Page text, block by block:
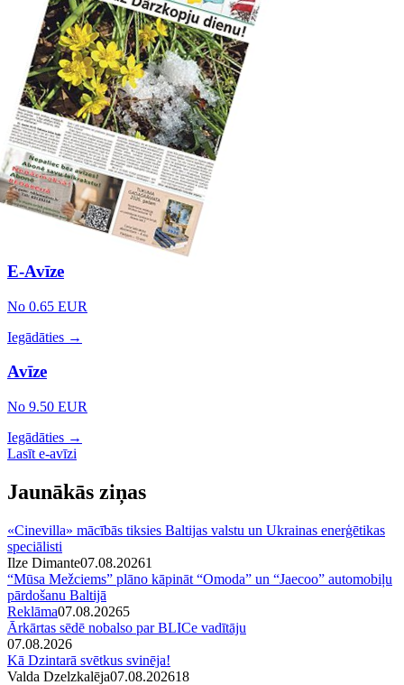
E-Avīze
No 0.65 EUR
Iegādāties →
Avīze
No 9.50 EUR
Iegādāties →
Lasīt e-avīzi
Jaunākās ziņas
«Cinevilla» mācībās tiksies Baltijas valstu un Ukrainas enerģētikas
speciālisti
Ilze Dimante07.08.20261
“Mūsa Mežciems” plāno kāpināt “Omoda” un “Jaecoo” automobiļu
pārdošanu Baltijā
Reklāma07.08.20265
Ārkārtas sēdē nobalso par BLICe vadītāju
07.08.2026
Kā Dzintarā svētkus svinēja!
Valda Dzelzkalēja07.08.202618